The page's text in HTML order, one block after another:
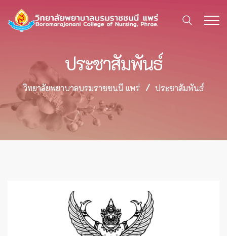
ประชาสัมพันธ์
วิทยาลัยพยาบาลบรมราชชนนี แพร่ ประชาสัมพันธ์